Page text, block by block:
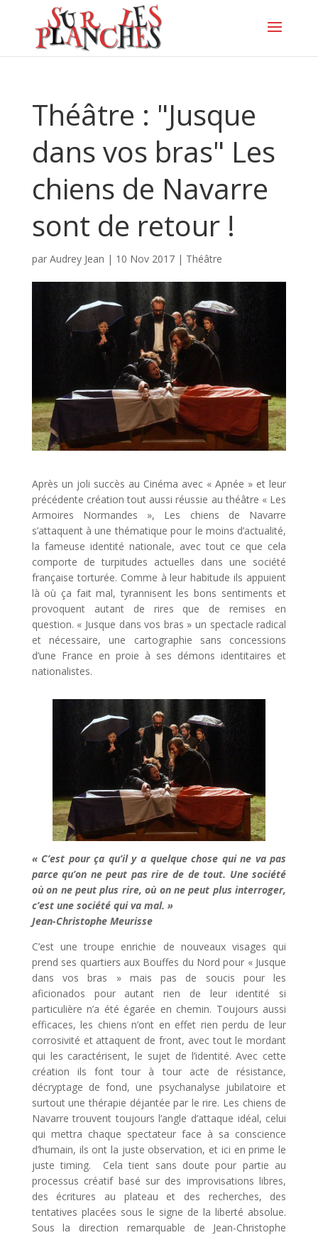
Théâtre : "Jusque
dans vos bras" Les
chiens de Navarre
sont de retour !
par Audrey Jean | 10 Nov 2017| Théâtre
Après un joli succès au Cinéma avec « Apnée » et leur
précédente création tout aussi réussie au théâtre « Les
Armoires Normandes », Les chiens de Navarre
s’attaquent à une thématique pour le moins d’actualité,
la fameuse identité nationale, avec tout ce que cela
comporte de turpitudes actuelles dans une société
française torturée. Comme à leur habitude ils appuient
là où ça fait mal, tyrannisent les bons sentiments et
provoquent autant de rires que de remises en
question. « Jusque dans vos bras » un spectacle radical
et nécessaire, une cartographie sans concessions
d’une France en proie à ses démons identitaires et
nationalistes.
« C’est pour ça qu’il y a quelque chose qui ne va pas
parce qu’on ne peut pas rire de de tout. Une société
où on ne peut plus rire, où on ne peut plus interroger,
c’est une société qui va mal. »
Jean-Christophe Meurisse
C’est une troupe enrichie de nouveaux visages qui
prend ses quartiers aux Bouffes du Nord pour « Jusque
dans vos bras » mais pas de soucis pour les
aficionados pour autant rien de leur identité si
particulière n’a été égarée en chemin. Toujours aussi
efficaces, les chiens n’ont en effet rien perdu de leur
corrosivité et attaquent de front, avec tout le mordant
qui les caractérisent, le sujet de l’identité. Avec cette
création ils font tour à tour acte de résistance,
décryptage de fond, une psychanalyse jubilatoire et
surtout une thérapie déjantée par le rire. Les chiens de
Navarre trouvent toujours l’angle d’attaque idéal, celui
qui mettra chaque spectateur face à sa conscience
d’humain, ils ont la juste observation, et ici en prime le
juste timing. Cela tient sans doute pour partie au
processus créatif basé sur des improvisations libres,
des écritures au plateau et des recherches, des
tentatives placées sous le signe de la liberté absolue.
Sous la direction remarquable de Jean-Christophe